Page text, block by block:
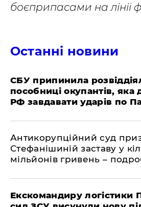
боєприпасами на лінії
Останні новини
СБУ припинила
пособниці окупантів, яка
РФ завдавати ударів по
Антикорупційний суд
Стефанішиній заставу у
мільйонів гривень –
Екскомандиру логістики